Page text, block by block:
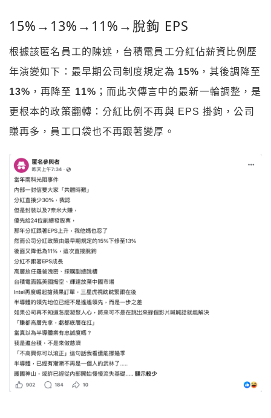
15%→13%→11%→脫鉤 EPS
根據該匿名員工的陳述，台積電員工分紅佔薪資比例歷
年演變如下：最早期公司制度規定為 15% ，其後調降至
13% ，再降至 11% ；而此次傳言中的最新一輪調整，是
更根本的政策翻轉：分紅比例不再與 EPS 掛鉤，公司
賺再多，員工口袋也不再跟著變厚。